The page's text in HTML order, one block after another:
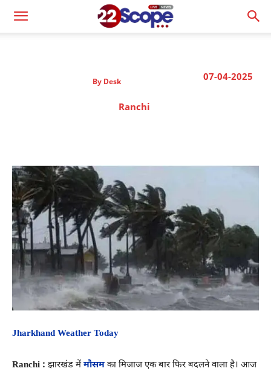
07-04-2025
By Desk
Ranchi
Jharkhand Weather Today
Ranchi : झारखंड मेंमौसम का मिजाज एक बार फिर बदलने वाला है। आज